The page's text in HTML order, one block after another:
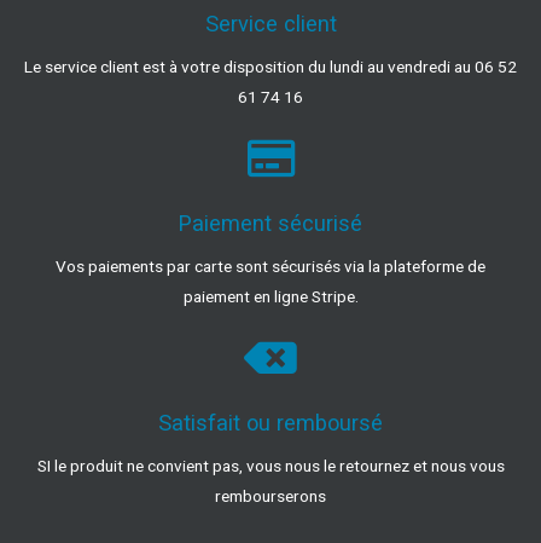
Service client
Le service client est à votre disposition du lundi au vendredi au 06 52
61 74 16
Paiement sécurisé
Vos paiements par carte sont sécurisés via la plateforme de
paiement en ligne Stripe.
Satisfait ou remboursé
SI le produit ne convient pas, vous nous le retournez et nous vous
rembourserons